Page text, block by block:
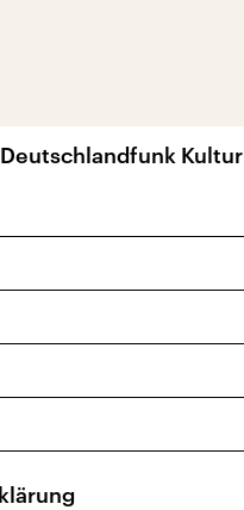
Kultur
und Podcasts
Kinderprogramm
(UKW + DAB+)